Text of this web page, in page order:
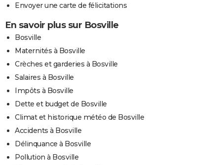
Envoyer une carte de félicitations
En savoir plus sur Bosville
Bosville
Maternités à Bosville
Crèches et garderies à Bosville
Salaires à Bosville
Impôts à Bosville
Dette et budget de Bosville
Climat et historique météo de Bosville
Accidents à Bosville
Délinquance à Bosville
Pollution à Bosville